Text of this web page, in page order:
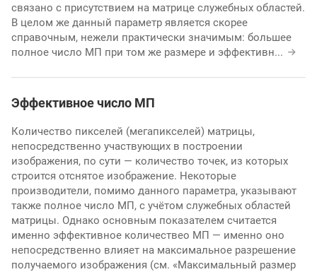
связано с присутствием на матрице служебных областей.
В целом же данный параметр является скорее
справочным, нежели практически значимым: большее
полное число МП при том же размере и эффективн...
Эффективное число МП
Количество пикселей (мегапикселей) матрицы,
непосредственно участвующих в построении
изображения, по сути — количество точек, из которых
строится отснятое изображение. Некоторые
производители, помимо данного параметра, указывают
также полное число МП, с учётом служебных областей
матрицы. Однако основным показателем считается
именно эффективное количествео МП — именно оно
непосредственно влияет на максимальное разрешение
получаемого изображения (см. «Максимальный размер